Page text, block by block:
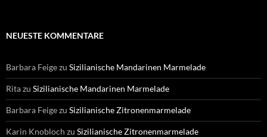
NEUESTE KOMMENTARE
Barbara Feigezu Sizilianische Mandarinen Marmelade
Ritazu Sizilianische Mandarinen Marmelade
Barbara Feigezu Sizilianische Zitronenmarmelade
Karin Knobloch zu Sizilianische Zitronenmarmelade